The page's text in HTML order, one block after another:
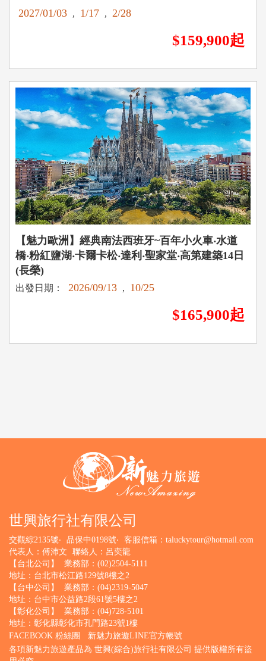
2027/01/03 , 1/17 , 2/28
$159,900起
【魅力歐洲】經典南法西班牙~百年小火車‧水道
橋‧粉紅鹽湖‧卡爾卡松‧達利‧聖家堂‧高第建築14日
(長榮)
出發日期： 2026/09/13 , 10/25
$165,900起
世興旅行社有限公司
交觀綜2135號‧ 品保中0198號‧ 客服信箱： taluckytour@hotmail.com
代表人：傅沛文
聯絡人：呂奕龍
【台北公司】
業務部：(02)2504-5111
地址：台北市松江路129號8樓之2
【台中公司】
業務部：(04)2319-5047
地址：台中市公益路2段61號5樓之2
【彰化公司】
業務部：(04)728-5101
地址：彰化縣彰化市孔門路23號1樓
FACEBOOK 粉絲團
新魅力旅遊LINE官方帳號
各項新魅力旅遊產品為 世興(綜合)旅行社有限公司 提供版權所有盜